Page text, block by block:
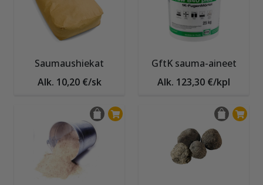
Saumaushiekat
Alk. 10,20 €/sk
GftK sauma-aineet
Alk. 123,30 €/kpl